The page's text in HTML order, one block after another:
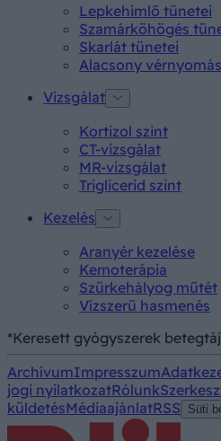
Lepkehimlő tünetei
Szamárköhögés
Skarlát tünetei
Alacsony vérnyomás
Vizsgálat
Kortizol szint
CT-vizsgálat
MR-vizsgálat
Triglicerid szint
Kezelés
Aranyér kezelése
Kemoterápia
Szürkehályog műtét
Vízszerű hasmenés
*Keresett gyógyszerek
ArchívumImpresszum
jogi nyilatkozatRólunk
küldetésMédiaajánlatRSS Süti